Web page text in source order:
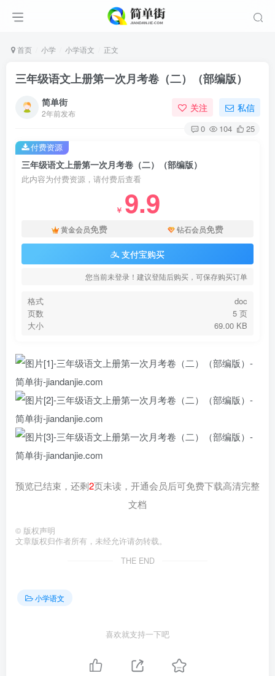
首页 小学 小学语文 正文
三年级语文上册第一次月考卷（二）（部编版）
简单街
2年前发布 关注 私信
0 104 25
三年级语文上册第一次月考卷（二）（部编版）
此内容为付费资源，请付费后查看
￥ 9.9
黄金会员免费 钻石会员免费
支付宝购买
您当前未登录！建议登陆后购买，可保存购买订单
格式
doc
页数
5 页
大小
69.00 KB
付费资源
预览已结束，还剩2页未读，开通会员后可免费下载高清完整
文档
© 版权声明
文章版权归作者所有，未经允许请勿转载。
THE END
小学语文
喜欢就支持一下吧